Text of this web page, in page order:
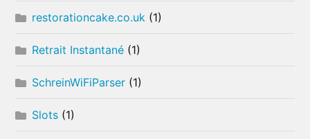
restorationcake.co.uk (1)
Retrait Instantané (1)
SchreinWiFiParser (1)
Slots (1)